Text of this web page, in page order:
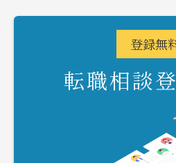
登録無
転職相談